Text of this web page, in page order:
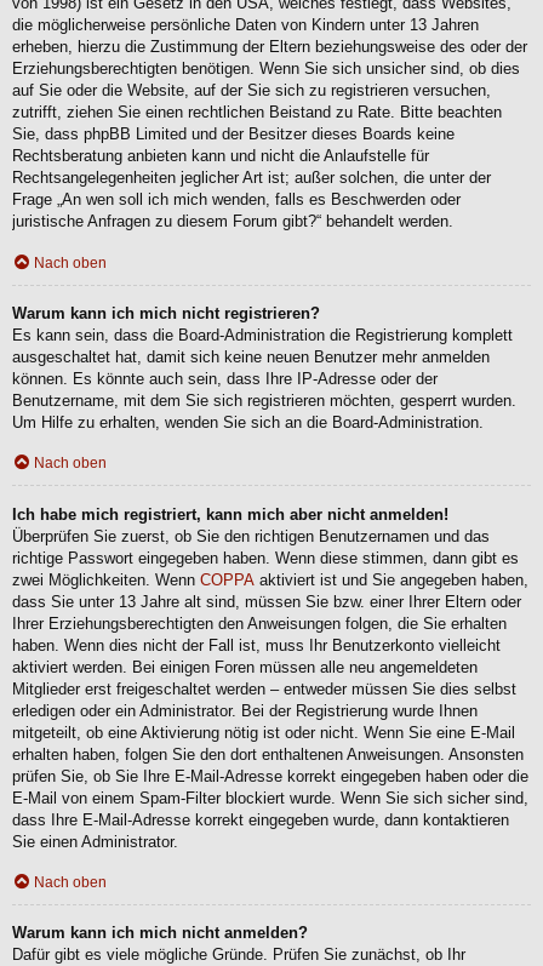
die möglicherweise persönliche Daten von Kindern unter 13 Jahren
erheben, hierzu die Zustimmung der Eltern beziehungsweise des oder der
Erziehungsberechtigten benötigen. Wenn Sie sich unsicher sind, ob dies
auf Sie oder die Website, auf der Sie sich zu registrieren versuchen,
zutrifft, ziehen Sie einen rechtlichen Beistand zu Rate. Bitte beachten
Sie, dass phpBB Limited und der Besitzer dieses Boards keine
Rechtsberatung anbieten kann und nicht die Anlaufstelle für
Rechtsangelegenheiten jeglicher Art ist; außer solchen, die unter der
Frage „An wen soll ich mich wenden, falls es Beschwerden oder
juristische Anfragen zu diesem Forum gibt?“ behandelt werden.
Nach oben
Warum kann ich mich nicht registrieren?
Es kann sein, dass die Board-Administration die Registrierung komplett
ausgeschaltet hat, damit sich keine neuen Benutzer mehr anmelden
können. Es könnte auch sein, dass Ihre IP-Adresse oder der
Benutzername, mit dem Sie sich registrieren möchten, gesperrt wurden.
Um Hilfe zu erhalten, wenden Sie sich an die Board-Administration.
Nach oben
Ich habe mich registriert, kann mich aber nicht anmelden!
Überprüfen Sie zuerst, ob Sie den richtigen Benutzernamen und das
richtige Passwort eingegeben haben. Wenn diese stimmen, dann gibt es
zwei Möglichkeiten. Wenn COPPA aktiviert ist und Sie angegeben haben,
dass Sie unter 13 Jahre alt sind, müssen Sie bzw. einer Ihrer Eltern oder
Ihrer Erziehungsberechtigten den Anweisungen folgen, die Sie erhalten
haben. Wenn dies nicht der Fall ist, muss Ihr Benutzerkonto vielleicht
aktiviert werden. Bei einigen Foren müssen alle neu angemeldeten
Mitglieder erst freigeschaltet werden – entweder müssen Sie dies selbst
erledigen oder ein Administrator. Bei der Registrierung wurde Ihnen
mitgeteilt, ob eine Aktivierung nötig ist oder nicht. Wenn Sie eine E-Mail
erhalten haben, folgen Sie den dort enthaltenen Anweisungen. Ansonsten
prüfen Sie, ob Sie Ihre E-Mail-Adresse korrekt eingegeben haben oder die
E-Mail von einem Spam-Filter blockiert wurde. Wenn Sie sich sicher sind,
dass Ihre E-Mail-Adresse korrekt eingegeben wurde, dann kontaktieren
Sie einen Administrator.
Nach oben
Warum kann ich mich nicht anmelden?
Dafür gibt es viele mögliche Gründe. Prüfen Sie zunächst, ob Ihr